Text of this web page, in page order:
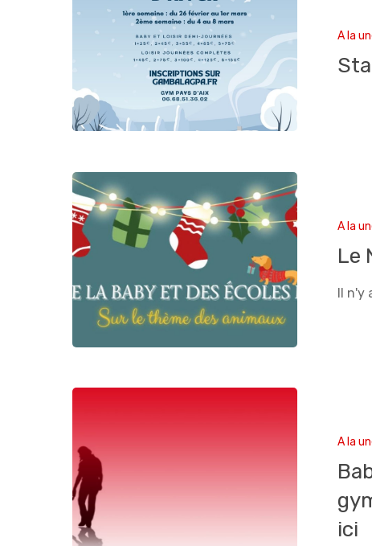
A la
A la
Le
Il n'y
A la
ici